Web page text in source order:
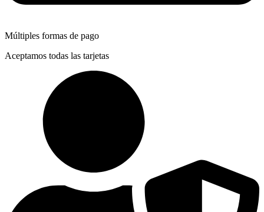
Múltiples formas de pago
Aceptamos todas las tarjetas